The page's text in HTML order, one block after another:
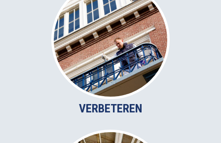
VERBETEREN